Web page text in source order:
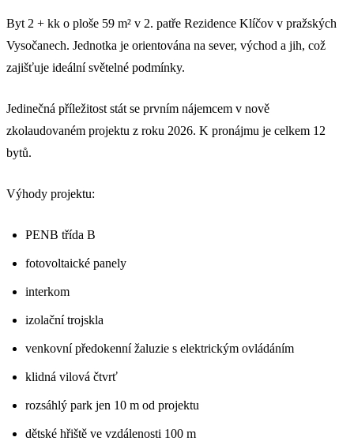
Byt 2 + kk o ploše 59 m² v 2. patře Rezidence Klíčov v pražských
Vysočanech. Jednotka je orientována na sever, východ a jih, což
zajišťuje ideální světelné podmínky.
Jedinečná příležitost stát se prvním nájemcem v nově
zkolaudovaném projektu z roku 2026. K pronájmu je celkem 12
bytů.
Výhody projektu:
PENB třída B
fotovoltaické panely
interkom
izolační trojskla
venkovní předokenní žaluzie s elektrickým ovládáním
klidná vilová čtvrť
rozsáhlý park jen 10 m od projektu
dětské hřiště ve vzdálenosti 100 m